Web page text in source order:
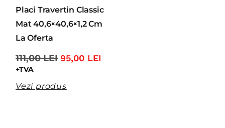
Placi Travertin Classic
Mat 40,6×40,6×1,2 Cm
La Oferta
111,00LEI 95,00 LEI
+TVA
Vezi produs